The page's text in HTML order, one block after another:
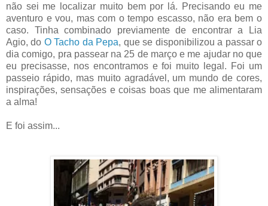
não sei me localizar muito bem por lá. Precisando eu me
aventuro e vou, mas com o tempo escasso, não era bem o
caso. Tinha combinado previamente de encontrar a Lia
Agio, do O Tacho da Pepa, que se disponibilizou a passar o
dia comigo, pra passear na 25 de março e me ajudar no que
eu precisasse, nos encontramos e foi muito legal. Foi um
passeio rápido, mas muito agradável, um mundo de cores,
inspirações, sensações e coisas boas que me alimentaram
a alma!
E foi assim...